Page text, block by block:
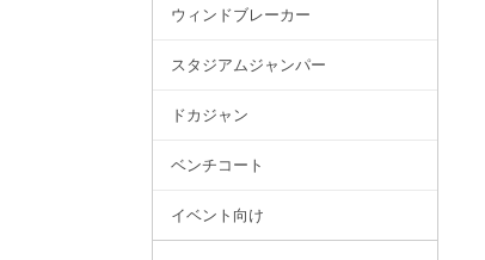
ウィンドブレーカー
スタジアムジャンパー
ドカジャン
ベンチコート
イベント向け